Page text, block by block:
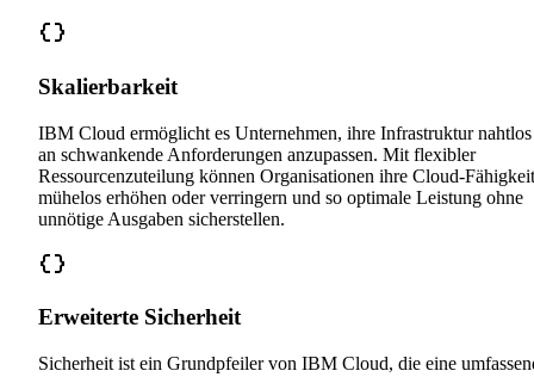
Skalierbarkeit
IBM Cloud ermöglicht es Unternehmen, ihre Infrastruktur nahtlos
an schwankende Anforderungen anzupassen. Mit flexibler
Ressourcenzuteilung können Organisationen ihre Cloud-
mühelos erhöhen oder verringern und so optimale Leistung ohne
unnötige Ausgaben sicherstellen.
Erweiterte Sicherheit
Sicherheit ist ein Grundpfeiler von IBM Cloud, die eine